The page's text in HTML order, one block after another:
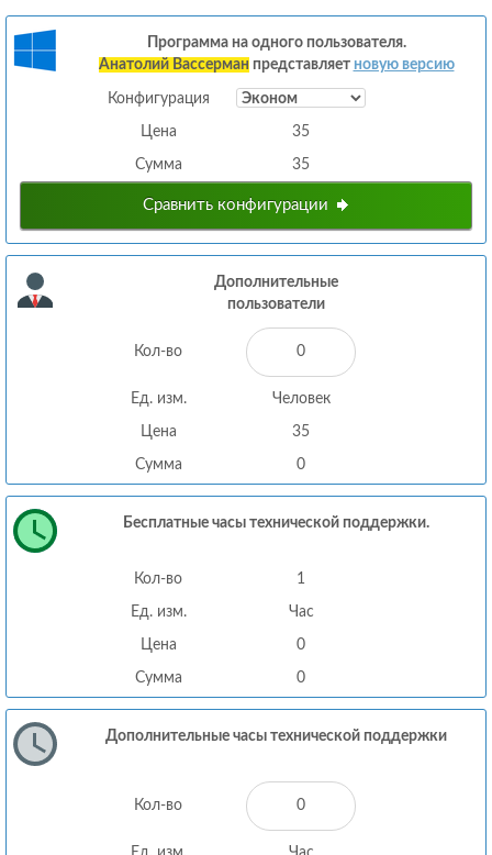
Программа на одного пользователя.
Анатолий Вассерман представляет новую версию
Конфигурация
Цена 35
Сумма 35
Сравнить конфигурации
Дополнительные
пользователи
Кол-во
Ед. изм. Человек
Цена 35
Сумма 0
Бесплатные часы технической поддержки.
Кол-во 1
Ед. изм. Час
Цена 0
Сумма 0
Дополнительные часы технической поддержки
Кол-во